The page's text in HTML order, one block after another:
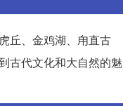
丘、金鸡湖、甪直古
古代文化和大自然的魅